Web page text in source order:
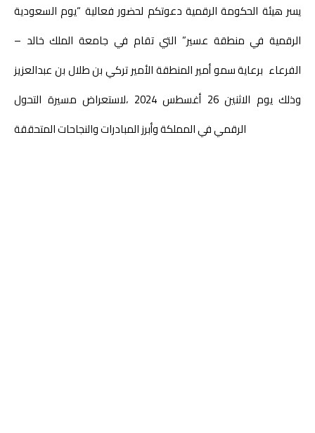
يسر هيئة الحكومة الرقمية دعوتكم لحضور فعالية “يوم السعودية
الرقمية في منطقة عسير” التي تقام في جامعة الملك خالد –
الفرعاء برعاية سمو أمير المنطقة الأمير تركي بن طلال بن عبدالعزيز
وذلك يوم الاثنين 26 أغسطس 2024 ،لاستعراض مسيرة التحول
الرقمي في المملكة وأبرز المبادرات والنجاحات المتحققة